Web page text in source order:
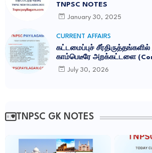
TNPSC NOTES
January 30, 2025
CURRENT AFFAIRS
கட்டமைப்புச்
காம்பெடீரே அறக்கட்டளை
Foundation) வெளியிட்ட
July 30, 2026
TNPSC GK NOTES